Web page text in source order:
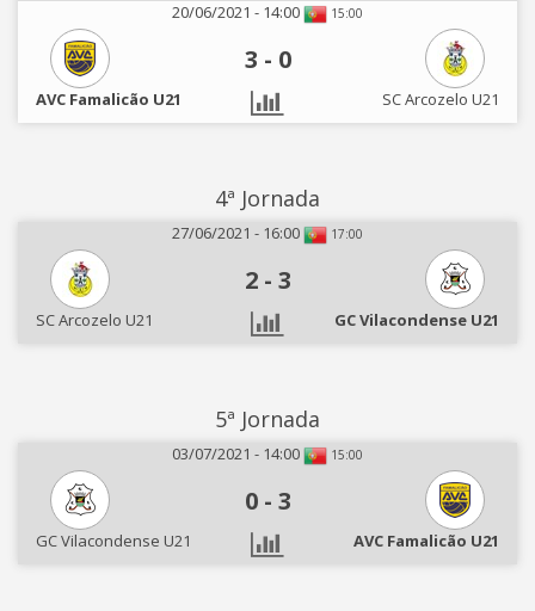
20/06/2021 - 14:00
15:00
3 - 0
AVC Famalicão U21 SC Arcozelo U21
4ª Jornada
27/06/2021 - 16:00 17:00
2 - 3
SC Arcozelo U21 GC Vilacondense U21
5ª Jornada
03/07/2021 - 14:00 15:00
0 - 3
GC Vilacondense U21 AVC Famalicão U21